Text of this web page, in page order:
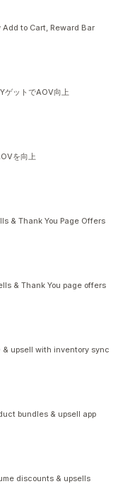
to Cart, Reward Bar
ゲットでAOV向上
を向上
& Thank You Page Offers
& Thank You page offers
& upsell with inventory sync
bundles & upsell app
discounts & upsells